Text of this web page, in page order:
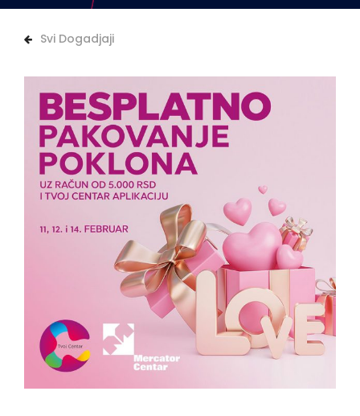
Svi Dogadjaji